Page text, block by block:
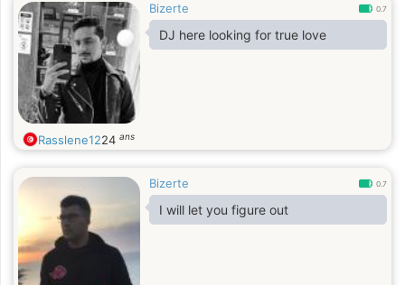
Bizerte 0.7
DJ here looking for true love
Rasslene1224 ans
Bizerte 0.7
I will let you figure out